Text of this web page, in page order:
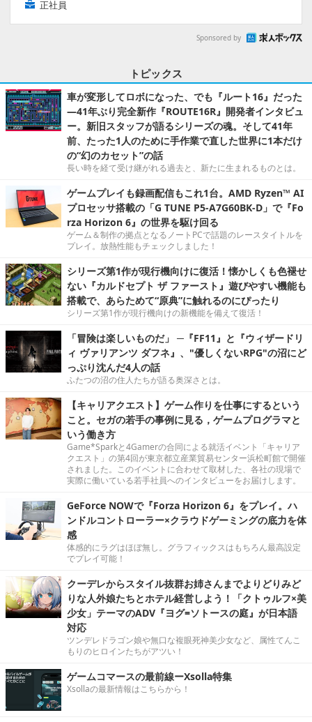
正社員
Sponsored by
トピックス
車が変形してロボになった、でも『ルート16』だった
―41年ぶり完全新作『ROUTE16R』開発者インタビュ
ー。新旧スタッフが語るシリーズの魂。そして41年
前、たった1人のために手作業で直した世界に1本だけ
の“幻のカセット”の話
長い時を経て受け継がれる過去と、新たに生まれるものとは。
ゲームプレイも録画配信もこれ1台。AMD Ryzen™ AI
プロセッサ搭載の「G TUNE P5-A7G60BK-D」で『Fo
rza Horizon 6』の世界を駆け回る
ゲーム＆制作の拠点となるノートPCで話題のレースタイトルを
プレイ。放熱性能もチェックしました！
シリーズ第1作が現行機向けに復活！懐かしくも色褪せ
ない『カルドセプト ザ ファースト』遊びやすい機能も
搭載で、あらためて“原典”に触れるのにぴったり
シリーズ第1作が現行機向けの新機能を備えて復活！
「冒険は楽しいものだ」 ─『FF11』と『ウィザードリ
ィ ヴァリアンツ ダフネ』、"優しくないRPG"の沼にど
っぷり沈んだ4人の話
ふたつの沼の住人たちが語る奥深さとは。
【キャリアクエスト】ゲーム作りを仕事にするという
こと。セガの若手の事例に見る，ゲームプログラマと
いう働き方
Game*Sparkと4Gamerの合同による就活イベント「キャリア
クエスト」の第4回が東京都立産業貿易センター浜松町館で開催
されました。このイベントに合わせて取材した、各社の現場で
実際に働いている若手社員へのインタビューをお届けします。
GeForce NOWで『Forza Horizon 6』をプレイ。ハ
ンドルコントローラー×クラウドゲーミングの底力を体
感
体感的にラグはほぼ無し。グラフィックスはもちろん最高設定
でプレイ可能！
クーデレからスタイル抜群お姉さんまでよりどりみど
りな人外娘たちとホテル経営しよう！「クトゥルフ×美
少女」テーマのADV『ヨグ=ソトースの庭』が日本語
対応
ツンデレドラゴン娘や無口な複眼死神美少女など、属性てんこ
もりのヒロインたちがアツい！
ゲームコマースの最前線ーXsolla特集
Xsollaの最新情報はこちらから！